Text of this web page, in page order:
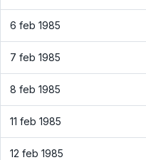
6 feb 1985
7 feb 1985
8 feb 1985
11 feb 1985
12 feb 1985